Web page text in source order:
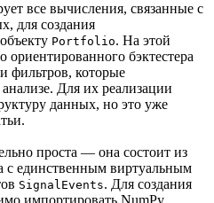
все вычисления, связанные с
для создания
Portfolio. На этой
ориентированного бэктестера
фильтров, которые
Для их реализации
данных, но это уже
проста — она состоит из
с единственным виртуальным
SignalEvents. Для создания